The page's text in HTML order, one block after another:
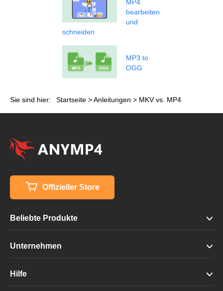
MP4
bearbeiten
und
schneiden
MP3 to
OGG
Sie sind hier: Startseite >Anleitungen > MKV vs. MP4
Offizieller Store
Beliebte Produkte
Unternehmen
Hilfe